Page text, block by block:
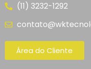
(11) 3232-1292
Área do Cliente